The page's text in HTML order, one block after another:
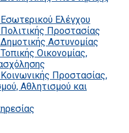
Ελέγχου
Προστασίας
Αστυνομίας
Οικονομίας,
Προστασίας,
Αθλητισμού και